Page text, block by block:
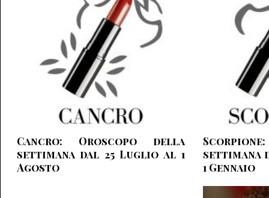
Cancro: Oroscopo della
settimana dal 25 Luglio al 1
Agosto
settimana
1 Gennaio